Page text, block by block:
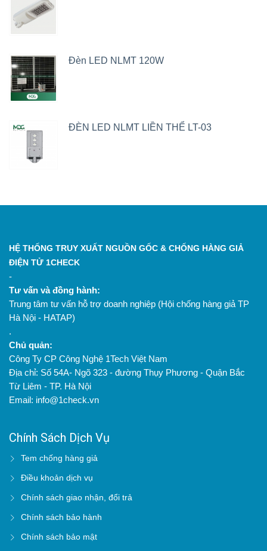
Đèn LED NLMT 120W
ĐÈN LED NLMT LIỀN THỂ LT-03
HỆ THỐNG TRUY XUẤT NGUỒN GỐC & CHỐNG HÀNG GIẢ
ĐIỆN TỬ 1CHECK
-
Tư vấn và đồng hành:
Trung tâm tư vấn hỗ trợ doanh nghiệp (Hội chống hàng giả TP
Hà Nội - HATAP)
.
Chủ quản:
Công Ty CP Công Nghệ 1Tech Việt Nam
Địa chỉ: Số 54A- Ngõ 323 - đường Thụy Phương - Quận Bắc
Từ Liêm - TP. Hà Nội
Email: info@1check.vn
Chính Sách Dịch Vụ
Tem chống hàng giả
Điều khoản dịch vụ
Chính sách giao nhận, đổi trả
Chính sách bảo hành
Chính sách bảo mật